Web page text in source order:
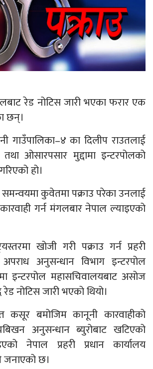
रेड नोटिस जारी भएका फरार एक
छन्।
गाउँपालिका–४ का दिलीप राउतलाई
ओसारपसार मुद्दामा इन्टरपोलको
हो।
कुवेतमा पक्राउ परेका उनलाई
कारवाही गर्न मंगलबार नेपाल ल्याइएको
खोजी गरी पक्राउ गर्न प्रहरी
अपराध अनुसन्धान विभाग इन्टरपोल
इन्टरपोल महासचिवालयबाट असोज
नोटिस जारी भएको थियो।
कसूर बमोजिम कानूनी कारवाहीको
अनुसन्धान ब्युरोबाट खटिएको
नेपाल प्रहरी प्रधान कार्यालय
जनाएको छ।